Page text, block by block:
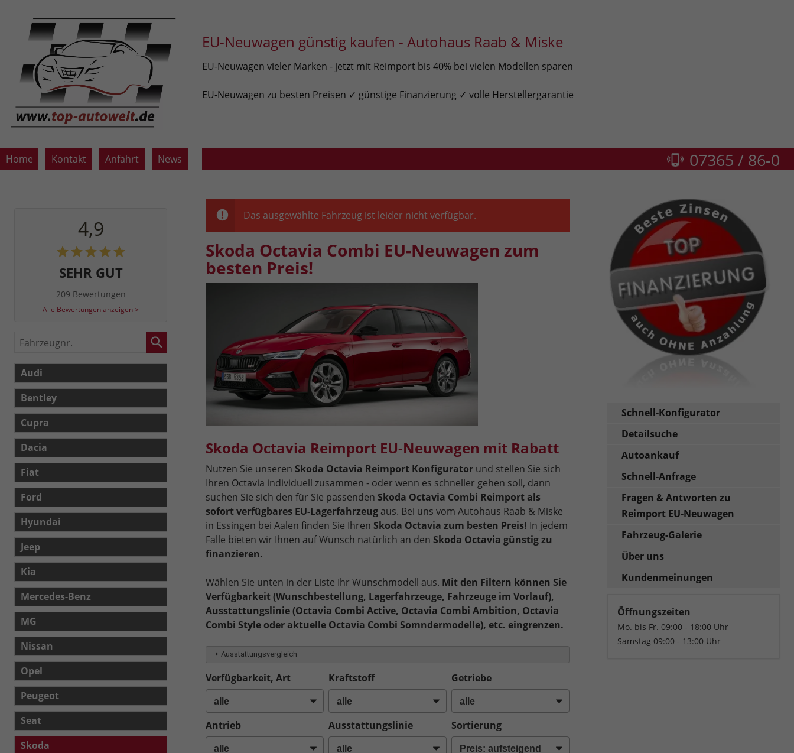
EU-Neuwagen günstig kaufen - Autohaus Raab & Miske
EU-Neuwagen vieler Marken - jetzt mit Reimport bis 40% bei vielen Modellen sparen
EU-Neuwagen zu besten Preisen ✓ günstige Finanzierung ✓ volle Herstellergarantie
Home Kontakt Anfahrt News 07365 / 86-0
Das ausgewählte Fahrzeug ist leider nicht verfügbar.
Skoda Octavia Combi EU-Neuwagen zum
besten Preis!
Skoda Octavia Reimport EU-Neuwagen mit Rabatt
Nutzen Sie unseren Skoda Octavia Reimport Konfiguratorund stellen Sie sich
Ihren Octavia individuell zusammen - oder wenn es schneller gehen soll, dann
suchen Sie sich den für Sie passenden Skoda Octavia Combi Reimport als
sofort verfügbares EU-Lagerfahrzeugaus. Bei uns vom Autohaus Raab & Miske
in Essingen bei Aalen finden Sie Ihren Skoda Octavia zum besten Preis! In jedem
Falle bieten wir Ihnen auf Wunsch natürlich an den Skoda Octavia günstig zu
finanzieren.
Wählen Sie unten in der Liste Ihr Wunschmodell aus. Mit den Filtern können Sie
Verfügbarkeit (Wunschbestellung, Lagerfahrzeuge, Fahrzeuge im Vorlauf),
Ausstattungslinie (Octavia Combi Active, Octavia Combi Ambition, Octavia
Combi Style oder aktuelle Octavia Combi Somndermodelle), etc. eingrenzen.
Ausstattungsvergleich
Verfügbarkeit, Art Kraftstoff Getriebe
Antrieb Ausstattungslinie Sortierung
4,9
SEHR GUT
209 Bewertungen
Alle Bewertungen anzeigen >
Fahrzeugnr.
Audi
Bentley
Cupra
Dacia
Fiat
Ford
Hyundai
Jeep
Kia
Mercedes-Benz
MG
Nissan
Opel
Peugeot
Seat
Skoda
Schnell-Konfigurator
Detailsuche
Autoankauf
Schnell-Anfrage
Fragen & Antworten zu
Reimport EU-Neuwagen
Fahrzeug-Galerie
Über uns
Kundenmeinungen
Öffnungszeiten
Mo. bis Fr. 09:00 - 18:00 Uhr
Samstag 09:00 - 13:00 Uhr